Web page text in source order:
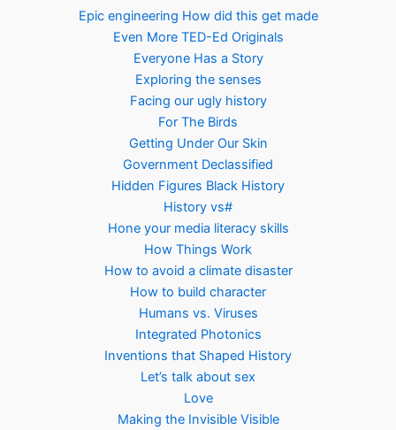
Epic engineering How did this get made
Even More TED-Ed Originals
Everyone Has a Story
Exploring the senses
Facing our ugly history
For The Birds
Getting Under Our Skin
Government Declassified
Hidden Figures Black History
History vs#
Hone your media literacy skills
How Things Work
How to avoid a climate disaster
How to build character
Humans vs. Viruses
Integrated Photonics
Inventions that Shaped History
Let’s talk about sex
Love
Making the Invisible Visible